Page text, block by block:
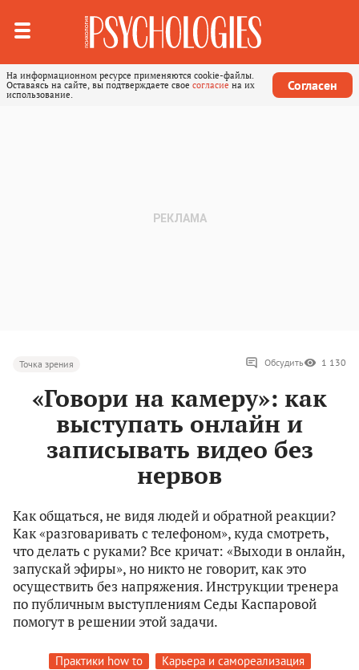
На информационном ресурсе применяются cookie-файлы.
Оставаясь на сайте, вы подтверждаете свое согласие на их
использование.
Согласен
Точка зрения Обсудить 1 130
«Говори на камеру»: как
выступать онлайн и
записывать видео без
нервов
Как общаться, не видя людей и обратной реакции?
Как «разговаривать с телефоном», куда смотреть,
что делать с руками? Все кричат: «Выходи в онлайн,
запускай эфиры», но никто не говорит, как это
осуществить без напряжения. Инструкции тренера
по публичным выступлениям Седы Каспаровой
помогут в решении этой задачи.
Практики how to Карьера и самореализация